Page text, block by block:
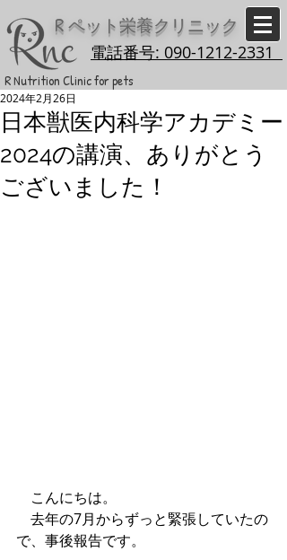
R ペット栄養クリニック
電話番号: 090-1212-2331
R Nutrition Clinic for pets
日本獣医内科学アカデミー
2024の講演、ありがとう
ございました！
2024年2月26日
こんにちは。
去年の7月からずっと緊張していたの
で、事後報告です。